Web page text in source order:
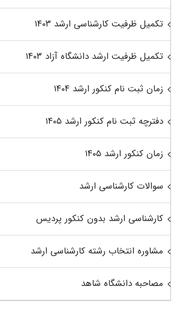
تکمیل ظرفیت کارشناسی ارشد ۱۴۰۳
تکمیل ظرفیت ارشد دانشگاه آزاد ۱۴۰۳
زمان ثبت نام کنکور ارشد ۱۴۰۴
دفترچه ثبت نام کنکور ارشد ۱۴۰۵
زمان کنکور ارشد ۱۴۰۵
سوالات کارشناسی ارشد
کارشناسی ارشد بدون کنکور پردیس
مشاوره انتخاب رشته کارشناسی ارشد
مصاحبه دانشگاه شاهد